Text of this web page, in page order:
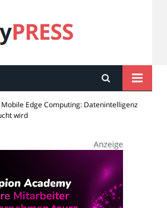
PRESS
Mobile Edge Computing: Datenintelligenz
wird